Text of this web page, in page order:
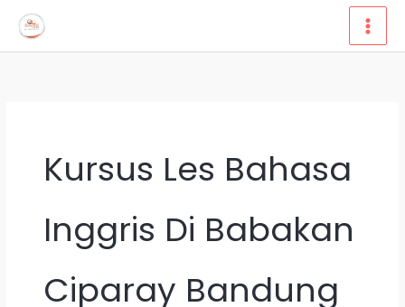
Lewati
konten
Kursus Les Bahasa
Inggris Di Babakan
Ciparay Bandung